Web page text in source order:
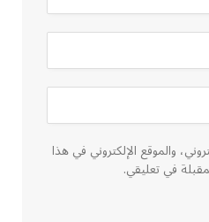
والموقع الإلكتروني في هذا
في تعليقي.